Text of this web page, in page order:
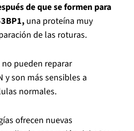
de que se formen para
una proteína muy
de las roturas.
no pueden reparar
y son más sensibles a
normales.
ofrecen nuevas